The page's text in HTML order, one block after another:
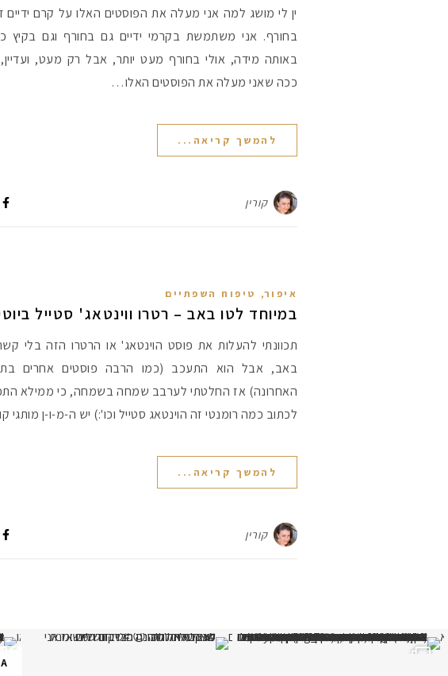
ין לי מושג למה אני מעלה את הפוסטים האלו על קרם ידיים
בחורף. אני משתמשת בקרמי ידיים גם בחורף וגם בקיץ
באותה מידה, אולי בחורף מעט יותר, אבל רק מעט, ועדיין,
ככה שאני מעלה את הפוסטים האלו…
להמשך קריאה...
קורין
איפור, טיפוח השפתיים
במיוחד לטו באב – רטרו ווינטאג' סטייל
תכוונתי להעלות את פוסט הוינטאג' או הרטרו הזה בלי
באב, אבל הוא התעכב (כמו הרבה פוסטים אחרים
האחרונה) אז החלטתי לערבב שמחה בשמחה, כי ממילא
לכתוב כמה רומנטי זה הוינטאג סטייל וכו':) יש ה-מ-ו-ן
להמשך קריאה...
קורין
לא העליתי תמונה כבר חודשיים איזו אהבתם יותר? הראשונה או